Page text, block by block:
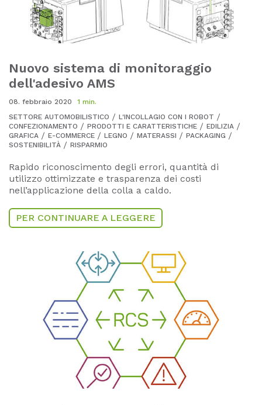
Nuovo sistema di monitoraggio
dell'adesivo AMS
08. febbraio 2020
1 min.
SETTORE AUTOMOBILISTICO
L'INCOLLAGIO CON I ROBOT
CONFEZIONAMENTO
PRODOTTI E CARATTERISTICHE
EDILIZIA
GRAFICA
E-COMMERCE LEGNO MATERASSI
PACKAGING
SOSTENIBILITÀ
RISPARMIO
Rapido riconoscimento degli errori, quantità di
utilizzo ottimizzate e trasparenza dei costi
nell’applicazione della colla a caldo.
PER CONTINUARE A LEGGERE